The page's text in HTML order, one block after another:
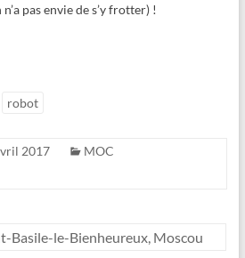
pas envie de s’y frotter) !
robot
2017
MOC
Basile-le-Bienheureux, Moscou